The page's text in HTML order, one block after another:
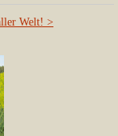
Welt! >